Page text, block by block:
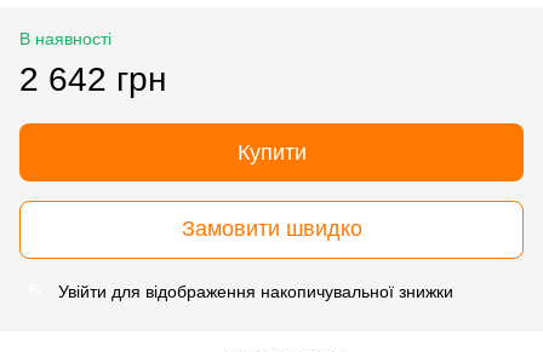
В наявності
2 642 грн
Купити
Замовити швидко
Увійти для відображення накопичувальної знижки